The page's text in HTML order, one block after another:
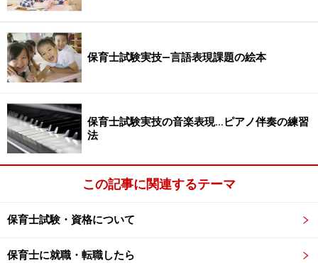
りょうくんは、4月に入園したばかり。毎朝お母さんと
の別れがつらく、いつも泣いてしまう男の子です。一方
同じクラスでも3月生まれの「あきくん(仮名)」は、つい
このあいだ1歳になったばかり。0歳児クラスから進級し
てきました。あきくんはまだハイハイやよちよち歩きを
していて、ときにはぐずったり泣いて甘えたりしている
子です。この小さいあきくんに対して、4月にいち早く2
歳になったりょうくんは、なんだか日に日に攻撃的な行
動をとるようになっていきました。あきくんが泣いたり
ぐずったりすると、なんと無言で脚を踏みつけるように
わたしが初めてその光景を目の当たりにしたときは、も
保育士試験実技―言語表現課題の絵本
保育士試験実技の音楽表現…ピアノ伴奏の練習
法
この記事に関連するテーマ
保育士試験・資格について
保育士に就職・転職したら